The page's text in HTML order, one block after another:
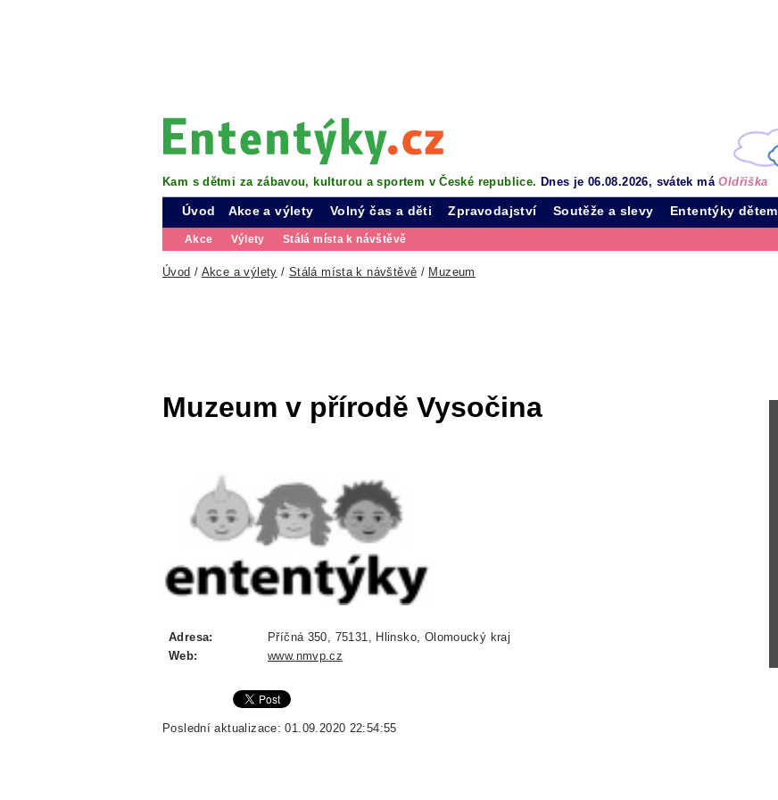
Kam s dětmi za zábavou, kulturou a sportem v České republice. Dnes je 06.08.2026, svátek máOldřiška
Úvod Akce a výlety
Akce Výlety Stálá místa k návštěvě
Volný čas a děti Zpravodajství Soutěže a slevy Ententýky dětem
Úvod / Akce a výlety / Stálá místa k návštěvě / Muzeum
Muzeum v přírodě Vysočina
Adresa:
Příčná 350, 75131, Hlinsko, Olomoucký kraj
Web:
www.nmvp.cz
Poslední aktualizace: 01.09.2020 22:54:55